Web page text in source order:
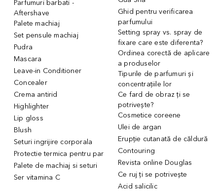
Parfumuri barbati -
Aftershave
Palete machiaj
Set pensule machiaj
Pudra
Mascara
Leave-in Conditioner
Concealer
Crema antirid
Highlighter
Lip gloss
Blush
Seturi ingrijire corporala
Protectie termica pentru par
Palete de machiaj si seturi
Ser vitamina C
Ghid pentru verificarea
parfumului
Setting spray vs. spray de
fixare care este diferenta?
Ordinea corectă de aplicare
a produselor
Tipurile de parfumuri și
concentrațiile lor
Ce fard de obraz ți se
potrivește?
Cosmetice coreene
Ulei de argan
Erupție cutanată de căldură
Contouring
Revista online Douglas
Ce ruj ți se potrivește
Acid salicilic